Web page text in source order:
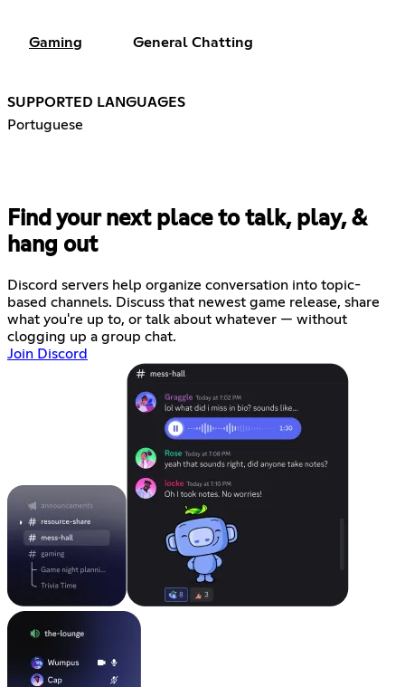
Gaming General Chatting
SUPPORTED LANGUAGES
Portuguese
Find your next place to talk, play, &
hang out
Discord servers help organize conversation into topic-
based channels. Discuss that newest game release, share
what you're up to, or talk about whatever — without
clogging up a group chat.
Join Discord